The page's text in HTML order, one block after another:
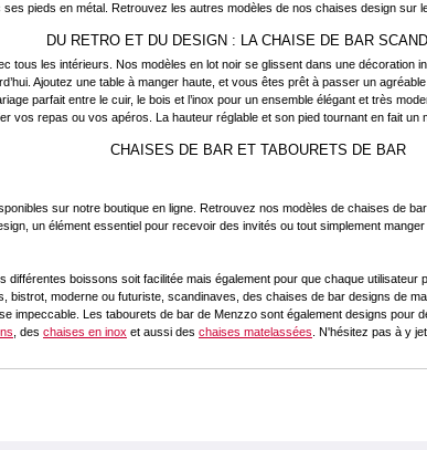
pieds en métal. Retrouvez les autres modèles de nos chaises design sur
DU RETRO ET DU DESIGN : LA CHAISE DE BAR
les intérieurs. Nos modèles en lot noir se glissent dans une décoration
Ajoutez une table à manger haute, et vous êtes prêt à passer un
parfait entre le cuir, le bois et l’inox pour un ensemble élégant et très
vos repas ou vos apéros. La hauteur réglable et son pied tournant en fait
CHAISES DE BAR ET TABOURETS DE BAR
sur notre boutique en ligne. Retrouvez nos modèles de chaises de
un élément essentiel pour recevoir des invités ou tout simplement
boissons soit facilitée mais également pour que chaque
moderne ou futuriste, scandinaves, des chaises de bar designs de
impeccable. Les tabourets de bar de Menzzo sont également designs
, des chaises en inox et aussi des chaises matelassées . N'hésitez pas à y